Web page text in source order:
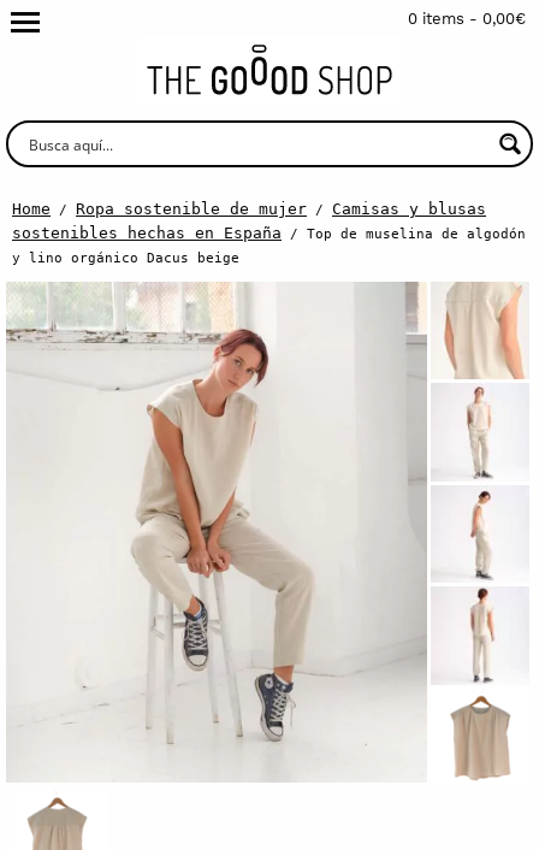
0 items - 0,00€
Home / Ropa sostenible de mujer / Camisas y blusas
sostenibles hechas en España / Top de muselina de algodón
y lino orgánico Dacus beige